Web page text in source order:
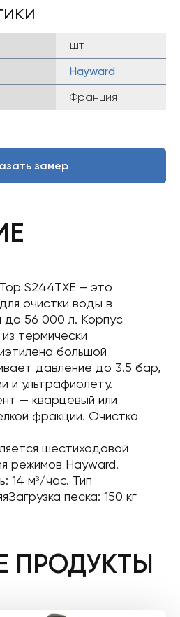
шт.
Hayward
Франция
замер
S244TXE – это
очистки воды в
56 000 л. Корпус
термически
большой
давление до 3.5 бар,
и ультрафиолету.
— кварцевый или
фракции. Очистка
шестиходовой
режимов Hayward.
14 м³/час. Тип
песка: 150 кг
ПРОДУКТЫ